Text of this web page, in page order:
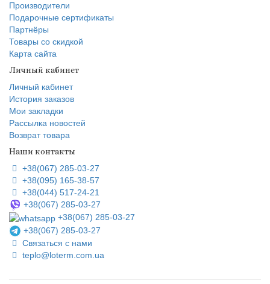
Производители
Подарочные сертификаты
Партнёры
Товары со скидкой
Карта сайта
Личный кабинет
Личный кабинет
История заказов
Мои закладки
Рассылка новостей
Возврат товара
Наши контакты
+38(067) 285-03-27
+38(095) 165-38-57
+38(044) 517-24-21
+38(067) 285-03-27
+38(067) 285-03-27
+38(067) 285-03-27
Связаться с нами
teplo@loterm.com.ua